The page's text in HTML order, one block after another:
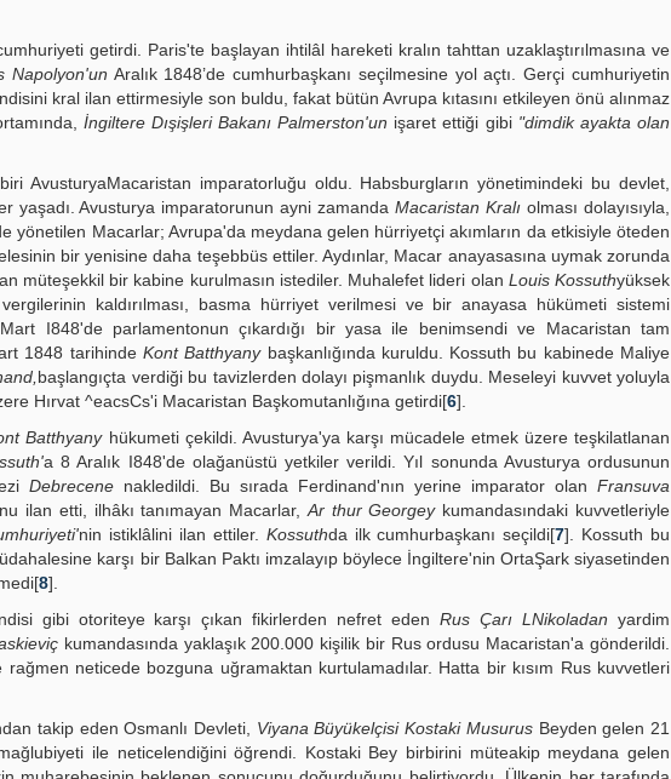
getirdi. Paris'te başlayan ihtilâl hareketi kralın tahttan uzaklaştırılmasına ve
Napolyon'un Aralık 1848’de cum­hurbaşkanı seçilmesine yol açtı. Gerçi cumhuriyetin
kral ilan ettirmesiyle son buldu, fakat bü­tün Avrupa kıtasını etkileyen önü alınmaz
İngiltere Dışişleri Bakanı Palmerston'un işaret ettiği gibi "dimdik ayakta olan
AvusturyaMacaristan imparatorluğu oldu. Habsburgların yönetimindeki bu devlet,
yaşadı. Avusturya imparatorunun ayni zamandaMacaristan Kralı olması dolayısıyla,
yönetilen Macarlar; Avrupa'da meydana gelen hürriyetçi akımların da etkisiyle öteden
bir yenisine daha teşebbüs ettiler. Aydınlar, Macar anayasasına uymak zorunda
müteşekkil bir kabine kurulmasın istediler. Muhalefet lideri olan Louis Kossuthyüksek
kaldırılması, basma hürriyet verilmesi ve bir anayasa hükümeti sistemi
I848'de parlamentonun çıkardığı bir yasa ile benimsendi ve Macaristan tam
1848 tarihinde Kont Batthyanybaşkanlığında kuruldu. Kossuth bu kabinede Maliye
başlangıçta verdiği bu tavizlerden dolayı pişmanlık duydu. Meseleyi kuvvet yoluyla
Hırvat ^eacsCs'i Macaristan Başkomutanlığına getirdi[6].
Batthyanyhükumeti çekildi. Avusturya'ya karşı mücadele etmek üzere teşkilatlanan
a 8 Aralık I848'de olağanüstü yetkiler verildi. Yıl sonunda Avusturya ordusunun
Debrecene nakledildi. Bu sırada Ferdinand'nın yerine imparator olan Fransuva
ilan etti, ilhâkı tanımayan Macarlar, Ar thur Georgeykumandasındaki kuvvetleriyle
nin istiklâlini ilan ettiler. Kossuthda ilk cumhurbaşkanı seçildi[7]. Kossuth bu
karşı bir Balkan Paktı imzalayıp böylece İngiltere'nin OrtaŞark siyasetinden
8].
gibi otoriteye karşı çıkan fikirlerden nefret edenRus Çarı LNikoladan yardim
kumandasında yaklaşık 200.000 kişilik bir Rus ordusu Macaristan'a gönderildi.
neticede bozguna uğramaktan kur­tulamadılar. Hatta bir kısım Rus kuvvetleri
takip eden Osmanlı Devleti, Viyana Büyükelçisi Kostaki MusurusBeyden gelen 21
ile neticelendi­ğini öğrendi. Kostaki Bey birbirini müteakip meydana gelen